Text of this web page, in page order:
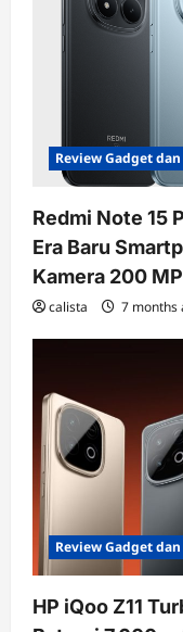
Review Gadget
Redmi Note 15
Era Baru
Kamera 200
calista 7 months
Review Gadget
HP iQoo Z11